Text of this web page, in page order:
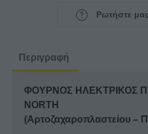
ποσότητα
Ρωτήστε
Περιγραφή
ΦΟΥΡΝΟΣ ΗΛΕΚΤΡΙΚΟΣ
NORTH
(Αρτοζαχαροπλαστείου –